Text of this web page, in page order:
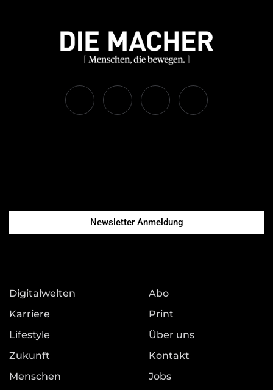
Newsletter Anmeldung
Digitalwelten
Karriere
Lifestyle
Zukunft
Menschen
Abo
Print
Über uns
Kontakt
Jobs